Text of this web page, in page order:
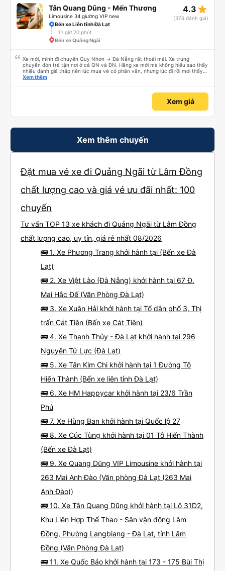
Tân Quang Dũng - Mến Thương
Limousine 34 giường VIP new
4.3 star_rate
(376 đánh giá)
Bến xe Liên tỉnh Đà Lạt
11 giờ 20 phút
Bến xe Quảng Ngãi
Xe mới, mình đi chuyến Quy Nhơn -> Đà Nẵng rất thoải mái. Xe trung
chuyển đón trả tận nơi ở cả QN và ĐN. Hãng xe mới mà không hiểu sao thấy
nhiều đánh giá thấp nên lúc mua vé có phân vân, nhưng lúc đi rồi mới thấy
tuyệt vời. Mọi nhân viên đều thân thiện, nhiệt tình. Nhắn tin cho anh phụ lái
hoà mạnh, sạch sẽ. Không hiểu sao nhiều đánh giá thấp? Mọi người ủng hộ
nhé, mình đi Quy Nhơn về Đà Nẵng mà cả xe có 7 khách, nhìn thương. Chúc
Xem thêm
Xem giá
Xem thêm chuyến
Đặt mua vé xe đi Quảng Ngãi từ Lâm Đồng
chất lượng cao và giá vé ưu đãi nhất: 100
chuyến
Tư vấn TOP 13 xe khách đi Quảng Ngãi từ Lâm Đồng
chất lượng cao, uy tín, giá rẻ nhất 08/2026
🚌 1. Xe Phương Trang khởi hành tại (Bến xe Đà
Lạt)
🚌 2. Xe Việt Lào (Đà Nẵng) khởi hành tại 67 Đ.
Mai Hắc Đế (Văn Phòng Đà Lạt)
🚌 3. Xe Xuân Hải khởi hành tại Tổ dân phố 3, Thị
trấn Cát Tiên (Bến xe Cát Tiên)
🚌 4. Xe Thanh Thủy - Đà Lạt khởi hành tại 296
Nguyên Tử Lực (Đà Lạt)
🚌 5. Xe Tân Kim Chi khởi hành tại 1 Đường Tô
Hiến Thành (Bến xe liên tỉnh Đà Lạt)
🚌 6. Xe HM Happycar khởi hành tại 23/6 Trần
Phú
🚌 7. Xe Hùng Ban khởi hành tại Quốc lộ 27
🚌 8. Xe Cúc Tùng khởi hành tại 01 Tô Hiến Thành
(Bến xe Đà Lạt)
🚌 9. Xe Quang Dũng VIP Limousine khởi hành tại
263 Mai Anh Đào (Văn phòng Đà Lạt (263 Mai
Anh Đào))
🚌 10. Xe Tân Quang Dũng khởi hành tại Lô 31D2,
Khu Liên Hợp Thể Thao - Sân vận động Lâm
Đồng, Phường Langbiang - Đà Lạt, tỉnh Lâm
Đồng (Văn Phòng Đà Lạt)
🚌 11. Xe Quốc Bảo khởi hành tại 173 - 175 Bùi Thị